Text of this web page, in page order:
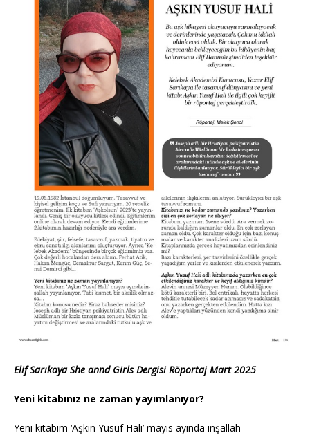
Elif Sarıkaya She annd Girls Dergisi Röportaj Mart 2025
Yeni kitabınız ne zaman yayımlanıyor?
Yeni kitabım ‘Aşkın Yusuf Hali’ mayıs ayında inşallah